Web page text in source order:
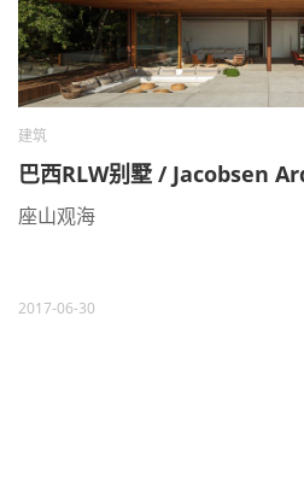
建筑
巴西RLW别墅 / Jacobsen
座山观海
2017-06-30